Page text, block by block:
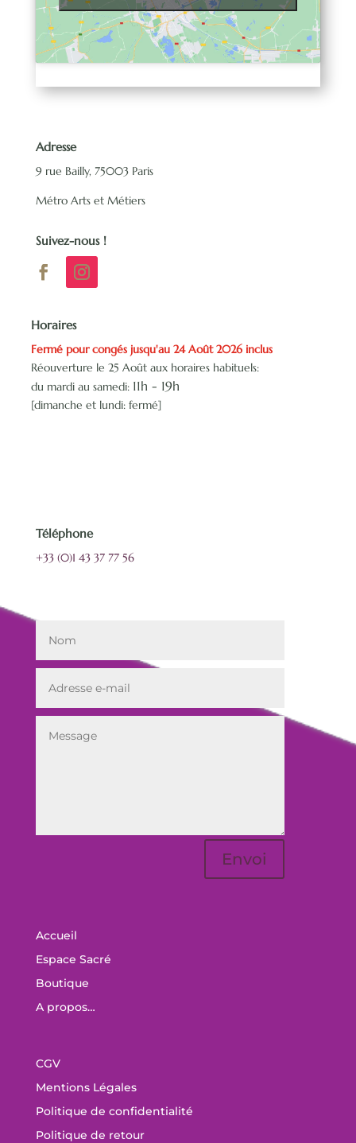
Adresse
9 rue Bailly, 75003 Paris
Métro Arts et Métiers
Suivez-nous !
Horaires
Fermé pour congés jusqu'au 24 Août 2026 inclus
Réouverture le 25 Août aux horaires habituels:
du mardi au samedi: 11h - 19h
[dimanche et lundi: fermé]
Téléphone
+33 (0)1 43 37 77 56
Envoi
Accueil
Espace Sacré
Boutique
A propos…
CGV
Mentions Légales
Politique de confidentialité
Politique de retour